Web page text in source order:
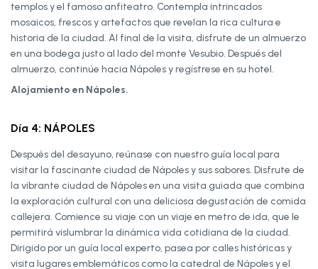
templos y el famoso anfiteatro. Contempla intrincados
mosaicos, frescos y artefactos que revelan la rica cultura e
historia de la ciudad. Al final de la visita, disfrute de un almuerzo
en una bodega justo al lado del monte Vesubio. Después del
almuerzo, continúe hacia Nápoles y regístrese en su hotel.
Alojamiento en Nápoles.
Día 4: NÁPOLES
Después del desayuno, reúnase con nuestro guía local para
visitar la fascinante ciudad de Nápoles y sus sabores. Disfrute de
la vibrante ciudad de Nápoles en una visita guiada que combina
la exploración cultural con una deliciosa degustación de comida
callejera. Comience su viaje con un viaje en metro de ida, que le
permitirá vislumbrar la dinámica vida cotidiana de la ciudad.
Dirigido por un guía local experto, pasea por calles históricas y
visita lugares emblemáticos como la catedral de Nápoles y el